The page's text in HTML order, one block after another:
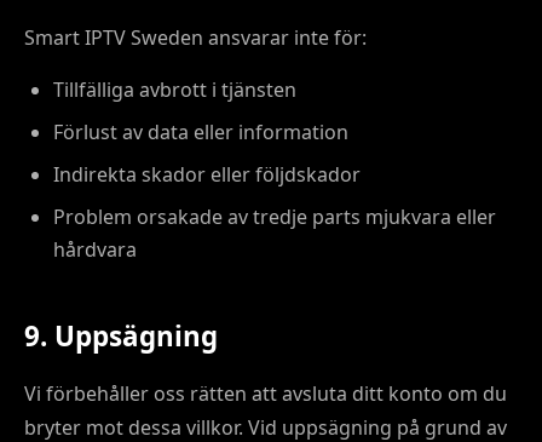
Smart IPTV Sweden ansvarar inte för:
Tillfälliga avbrott i tjänsten
Förlust av data eller information
Indirekta skador eller följdskador
Problem orsakade av tredje parts mjukvara eller
hårdvara
9. Uppsägning
Vi förbehåller oss rätten att avsluta ditt konto om du
bryter mot dessa villkor. Vid uppsägning på grund av